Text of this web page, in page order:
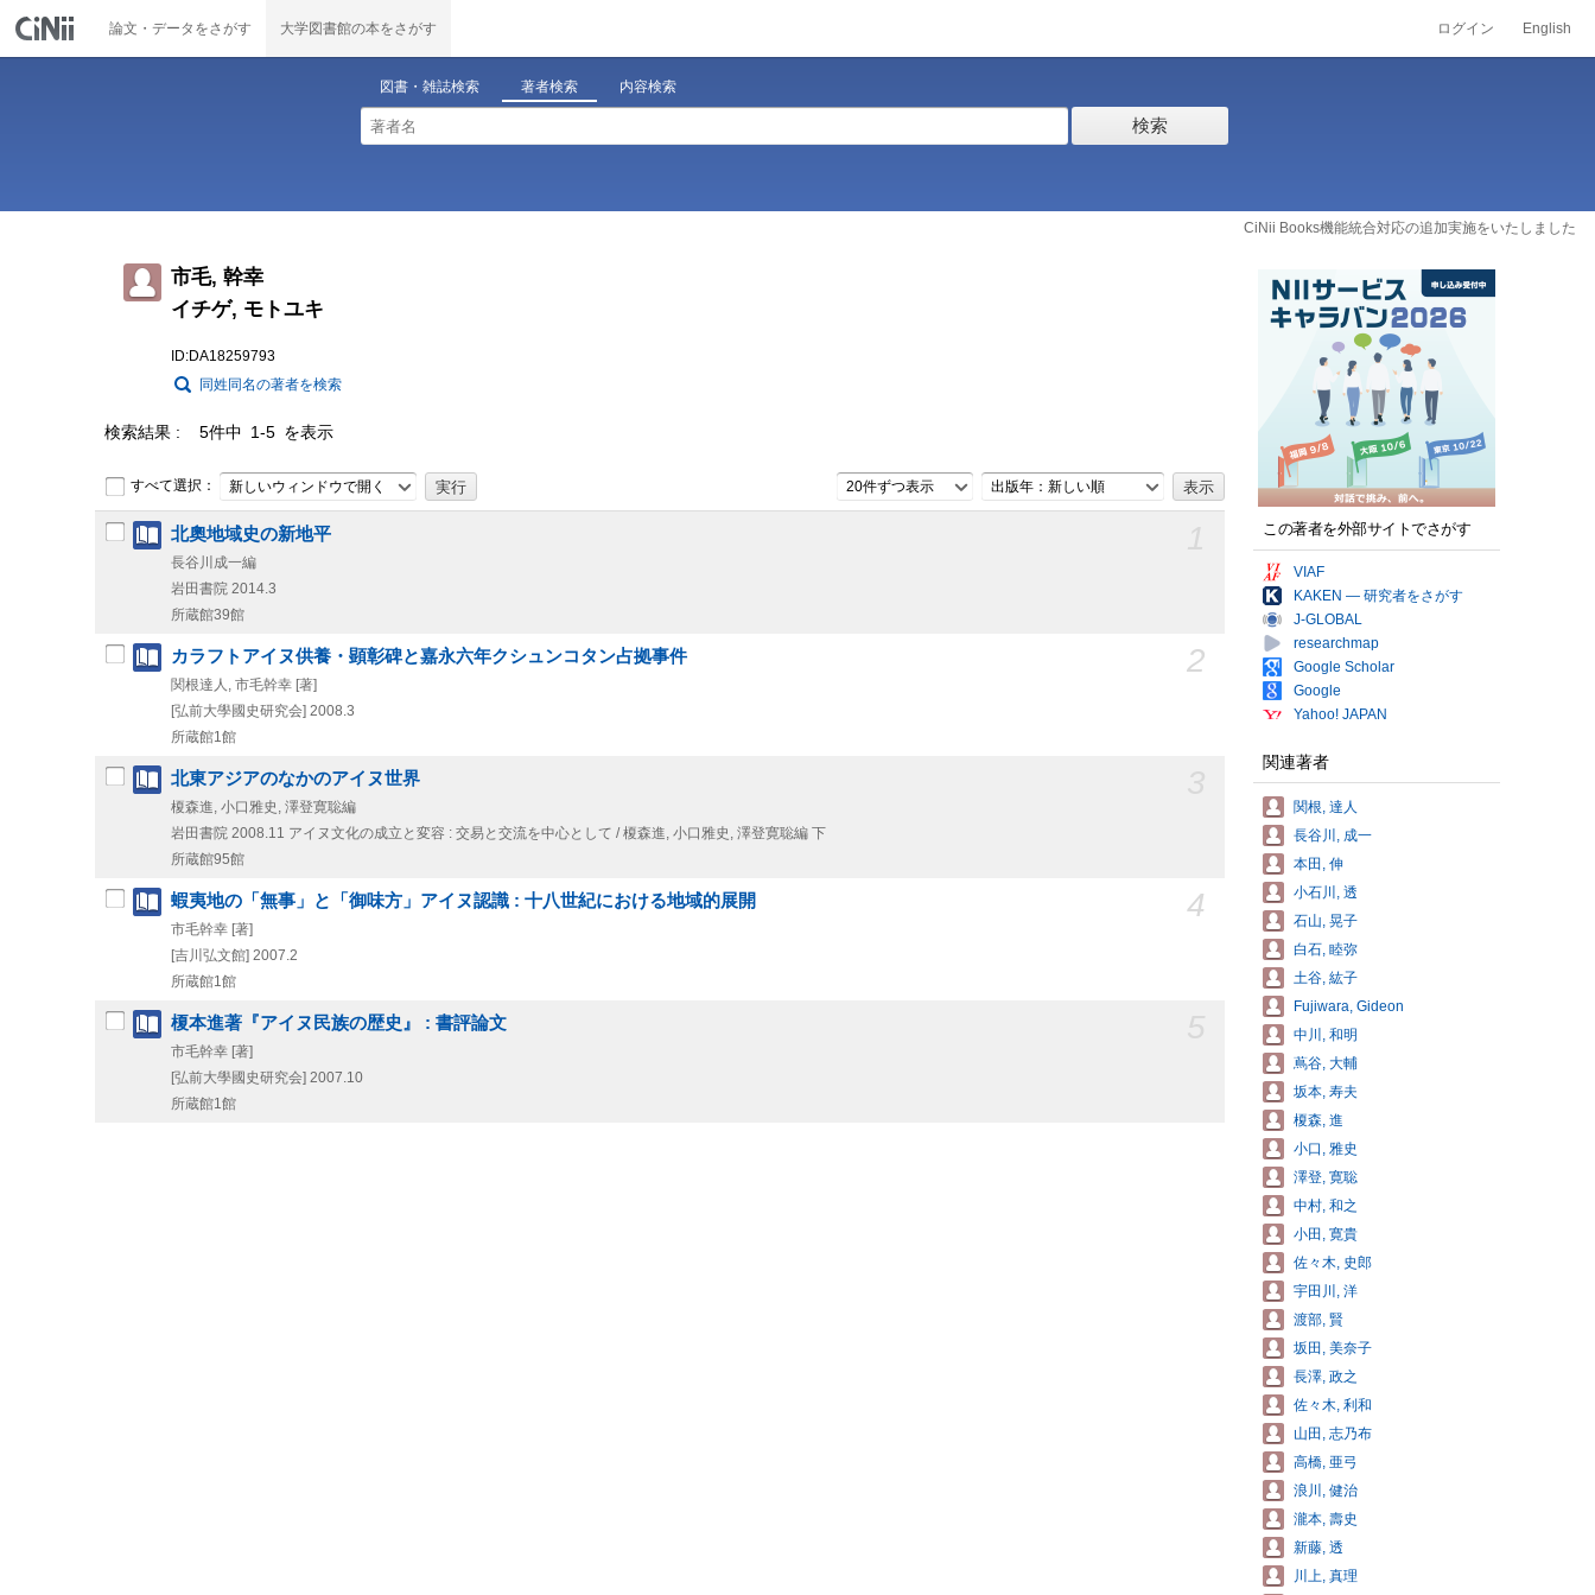
論文・データをさがす 大学図書館の本をさがす ログイン English
図書・雑誌検索 著者検索 内容検索
検索
CiNii Books機能統合対応の追加実施をいたしました
市毛, 幹幸
イチゲ, モトユキ
ID:DA18259793
同姓同名の著者を検索
検索結果 5件中 1-5 を表示
すべて選択： 新しいウィンドウで開く 20件ずつ表示 出版年：新しい順
北奧地域史の新地平
長谷川成一編
岩田書院 2014.3
所蔵館39館
2
カラフトアイヌ供養・顕彰碑と嘉永六年クシュンコタン占拠事件
関根達人, 市毛幹幸 [著]
[弘前大學國史研究会] 2008.3
所蔵館1館
北東アジアのなかのアイヌ世界
榎森進, 小口雅史, 澤登寛聡編
岩田書院 2008.11 アイヌ文化の成立と変容 : 交易と交流を中心として / 榎森進, 小口雅史, 澤登寛聡編 下
所蔵館95館
4
蝦夷地の「無事」と「御味方」アイヌ認識 : 十八世紀における地域的展開
市毛幹幸 [著]
[吉川弘文館] 2007.2
所蔵館1館
榎本進著『アイヌ民族の歴史』 : 書評論文
市毛幹幸 [著]
[弘前大學國史研究会] 2007.10
所蔵館1館
この著者を外部サイトでさがす
VIAF
KAKEN — 研究者をさがす
J-GLOBAL
researchmap
Google Scholar
Google
Yahoo! JAPAN
関連著者
関根, 達人
長谷川, 成一
本田, 伸
小石川, 透
石山, 晃子
白石, 睦弥
土谷, 紘子
Fujiwara, Gideon
中川, 和明
蔦谷, 大輔
坂本, 寿夫
榎森, 進
小口, 雅史
澤登, 寛聡
中村, 和之
小田, 寛貴
佐々木, 史郎
宇田川, 洋
渡部, 賢
坂田, 美奈子
長澤, 政之
佐々木, 利和
山田, 志乃布
高橋, 亜弓
浪川, 健治
瀧本, 壽史
新藤, 透
川上, 真理